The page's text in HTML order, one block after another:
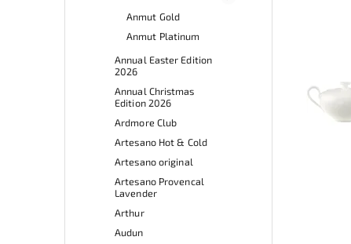
Anmut Gold
Anmut Platinum
Annual Easter Edition
2026
Annual Christmas
Edition 2026
Ardmore Club
Artesano Hot & Cold
Artesano original
Artesano Provencal
Lavender
Arthur
Audun